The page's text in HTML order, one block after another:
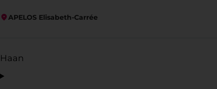
APELOS Elisabeth-Carrée
Haan